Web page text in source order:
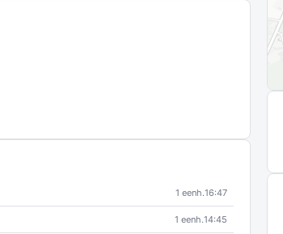
1 eenh.16:47
1 eenh.14:45